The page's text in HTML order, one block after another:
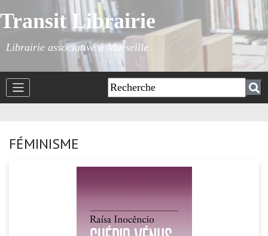
Transit Librairie
Librairie associative à Marseille
FÉMINISME